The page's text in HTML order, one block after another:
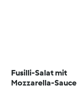
Fusilli-Salat mit
Mozzarella-Sauce